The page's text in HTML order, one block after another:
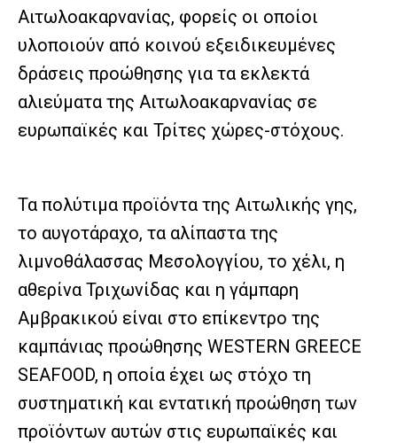
Αιτωλοακαρνανίας, φορείς οι οποίοι
υλοποιούν από κοινού εξειδικευμένες
δράσεις προώθησης για τα εκλεκτά
αλιεύματα της Αιτωλοακαρνανίας σε
ευρωπαϊκές και Τρίτες χώρες-στόχους.
Τα πολύτιμα προϊόντα της Αιτωλικής γης,
το αυγοτάραχο, τα αλίπαστα της
λιμνοθάλασσας Μεσολογγίου, το χέλι, η
αθερίνα Τριχωνίδας και η γάμπαρη
Αμβρακικού είναι στο επίκεντρο της
καμπάνιας προώθησης WESTERN GREECE
SEAFOOD, η οποία έχει ως στόχο τη
συστηματική και εντατική προώθηση των
προϊόντων αυτών στις ευρωπαϊκές και